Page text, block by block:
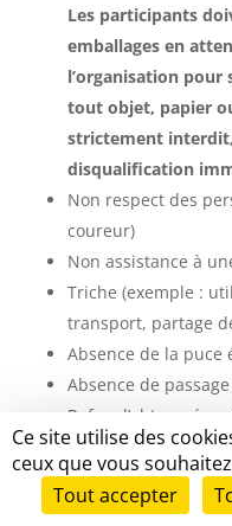
Les participants
emballages en
l’organisation pour
tout objet, papier
strictement
disqualification
Non respect des
coureur)
Non assistance à
Triche (exemple :
transport, partage
Absence de la puce
Absence de
Refus
course, d’un
poste, d’un médecin
Refus d’un contrôle
Ce site utilise des
ceux que vous
Tout accepter